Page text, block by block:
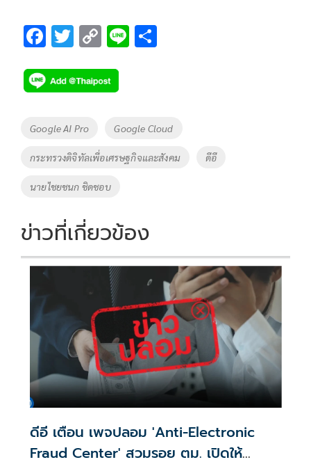
F
e
b
o
k
T
tt
er
C
p
y
Li
k
Li
Tags
Google AI Pro Google Cloud
กระทรวงดิจิทัลเพื่อเศรษฐกิจและสังคม ดีอี
นายไชยชนก ชิดชอบ
ข่าวที่เกี่ยวข้อง
ดีอี เตือน เพจปลอม 'Anti-Electronic
Fraud Center' สวมรอย ตม. เปิดให้